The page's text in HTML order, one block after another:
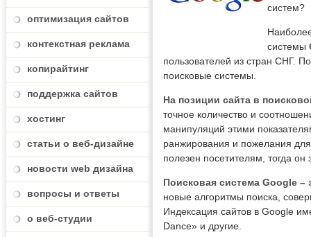
оптимизация сайтов
контекстная реклама
копирайтинг
поддержка сайтов
хостинг
статьи о веб-дизайне
новости web дизайна
вопросы и ответы
о веб-студии
систем?
системы
пользователей из стран СНГ.
поисковые системы.
На позиции сайта в
точное количество и
манипуляций этими
ранжирования и пожелания
полезен посетителям, тогда
Поисковая система Google –
новые алгоритмы поиска,
Индексация сайтов в Google
Dance» и другие.